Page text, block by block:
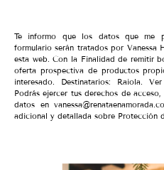
Te informo que los datos que me
formulario serán tratados por Vanessa
esta web. Con la Finalidad de remitir
oferta prospectiva de productos
interesado. Destinatarios: Raiola.
Podrás ejercer tus derechos de
datos en
adicional y detallada sobre Protección